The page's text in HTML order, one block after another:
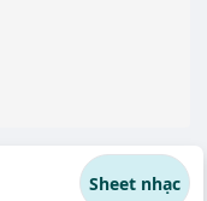
Sheet nhạc